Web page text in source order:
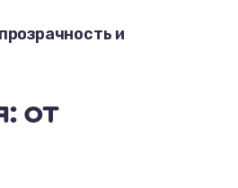
и
от